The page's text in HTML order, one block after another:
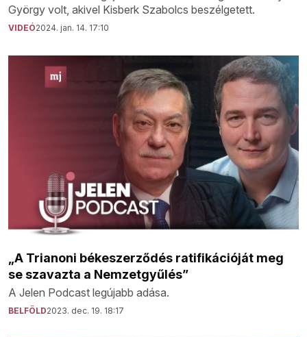
György volt, akivel Kisberk Szabolcs beszélgetett.
VIDEÓ2024. jan. 14. 17:10
„A Trianoni békeszerződés ratifikációját meg
se szavazta a Nemzetgyűlés”
A Jelen Podcast legújabb adása.
BELFÖLD2023. dec. 19. 18:17